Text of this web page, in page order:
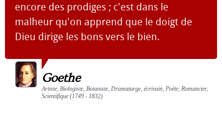
encore des prodiges ; c'est dans le
malheur qu'on apprend que le doigt de
Dieu dirige les bons vers le bien.
Goethe
Artiste, Biologiste, Botaniste, Dramaturge, écrivain, Poète, Romancier,
Scientifique (1749 - 1832)